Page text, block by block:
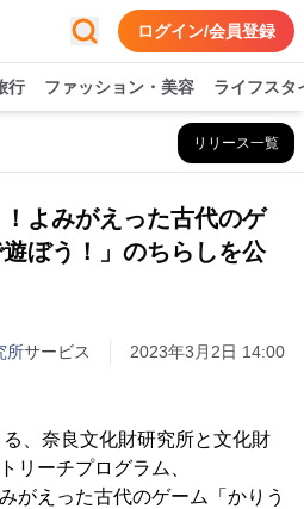
ログイン/会員登録
行 ファッション・美容 ライフスタ
リリース一覧
！よみがえった古代のゲ
ぼう！」のちらしを公
所サービス 2023年3月2日 14:00
、奈良文化財研究所と文化財
リーチプログラム、
がえった古代のゲーム「かりう